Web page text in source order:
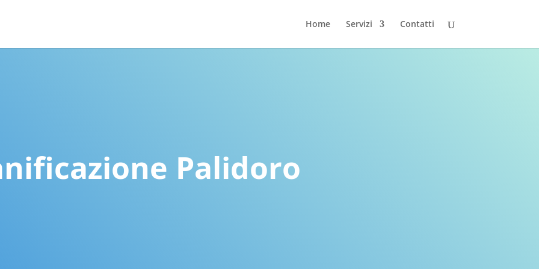
Home Servizi Contatti
Palidoro